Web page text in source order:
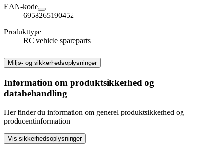
EAN-kode
6958265190452
Produkttype
RC vehicle spareparts
Miljø- og sikkerhedsoplysninger
Information om produktsikkerhed og
databehandling
Her finder du information om generel produktsikkerhed og
producentinformation
Vis sikkerhedsoplysninger